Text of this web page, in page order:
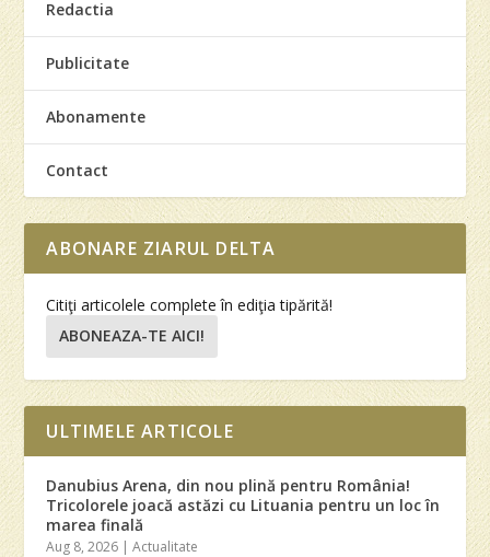
Redactia
Publicitate
Abonamente
Contact
ABONARE ZIARUL DELTA
Citiţi articolele complete în ediţia tipărită!
ABONEAZA-TE AICI!
ULTIMELE ARTICOLE
Danubius Arena, din nou plină pentru România!
Tricolorele joacă astăzi cu Lituania pentru un loc în
marea finală
Aug 8, 2026 |Actualitate